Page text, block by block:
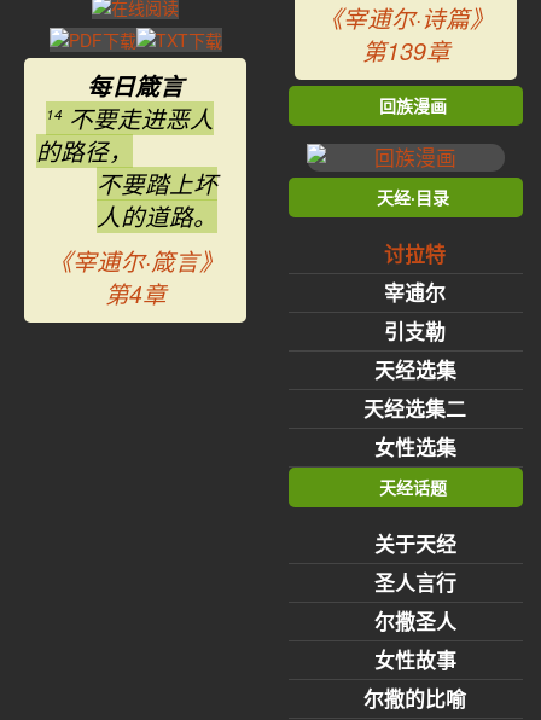
每日箴言
14 不要走进恶人
的路径，
不要踏上坏
人的道路。
《宰逋尔·箴言》
第4章
《宰逋尔·诗篇》
第139章
回族漫画
天经·目录
讨拉特
宰逋尔
引支勒
天经选集
天经选集二
女性选集
天经话题
关于天经
圣人言行
尔撒圣人
女性故事
尔撒的比喻